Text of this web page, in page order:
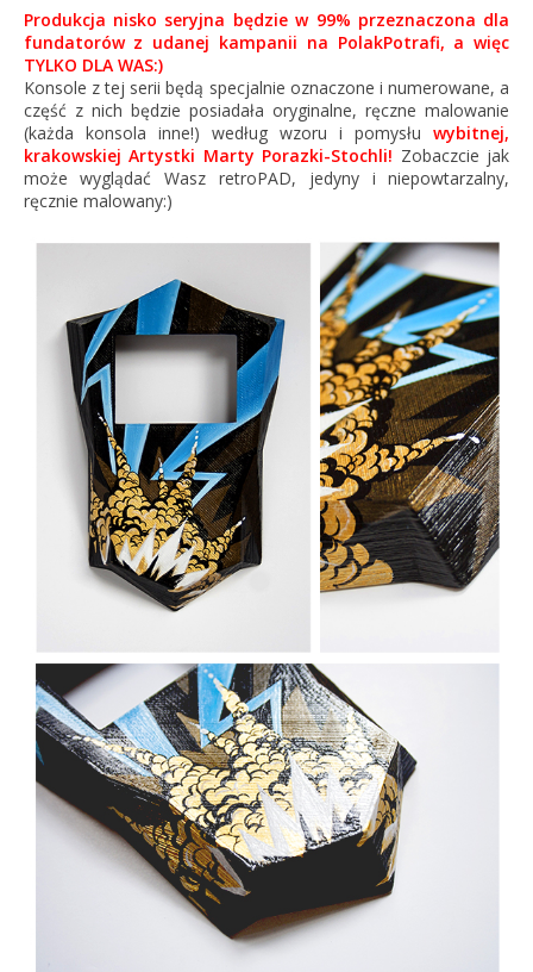
Produkcja nisko seryjna będzie w 99% przeznaczona dla
fundatorów z udanej kampanii na PolakPotrafi, a więc
TYLKO DLA WAS:)
Konsole z tej serii będą specjalnie oznaczone i numerowane, a
część z nich będzie posiadała oryginalne, ręczne malowanie
(każda konsola inne!) według wzoru i pomysłuwybitnej,
krakowskiej Artystki Marty Porazki-Stochli! Zobaczcie jak
może wyglądać Wasz retroPAD, jedyny i niepowtarzalny,
ręcznie malowany:)